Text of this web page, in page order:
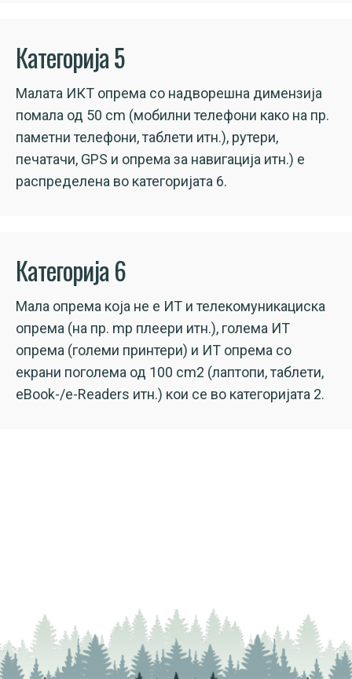
Категорија 5
Малата ИКТ опрема со надворешна димензија
помала од 50 cm (мобилни телефони како на пр.
паметни телефони, таблети итн.), рутери,
печатачи, GPS и опрема за навигација итн.) е
распределена во категоријата 6.
Категорија 6
Мала опрема која не е ИТ и телекомуникациска
опрема (на пр. mp плеери итн.), голема ИТ
опрема (големи принтери) и ИТ опрема со
екрани поголема од 100 cm2 (лаптопи, таблети,
eBook-/e-Readers итн.) кои се во категоријата 2.